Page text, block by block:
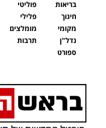
בריאות
חינוך
מקומי
נדל"ן
ספורט
פוליטי
פלילי
מומלצים
תרבות